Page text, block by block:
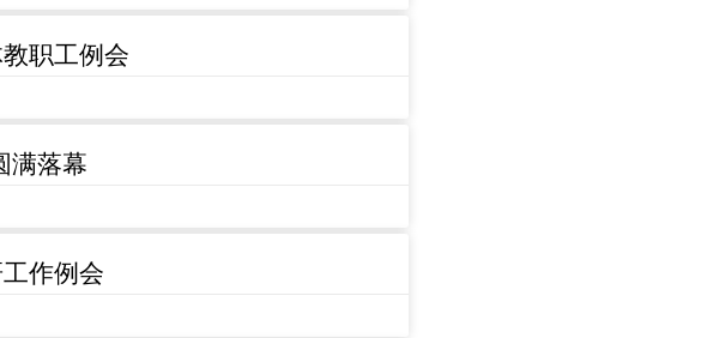
职工例会
满落幕
作例会